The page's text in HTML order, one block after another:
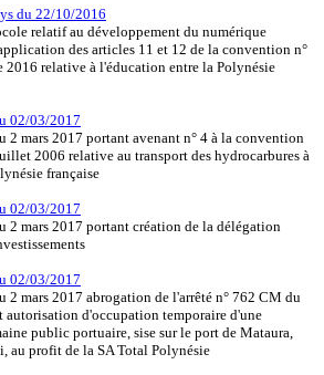
du 22/10/2016
relatif au développement du numérique
des articles 11 et 12 de la convention n°
2016 relative à l'éducation entre la Polynésie
02/03/2017
2 mars 2017 portant avenant n° 4 à la convention
2006 relative au transport des hydrocarbures à
française
02/03/2017
2 mars 2017 portant création de la délégation
02/03/2017
2 mars 2017 abrogation de l'arrêté n° 762 CM du
autorisation d'occupation temporaire d'une
public portuaire, sise sur le port de Mataura,
au profit de la SA Total Polynésie